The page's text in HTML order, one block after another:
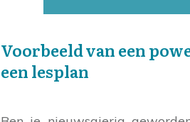
Voorbeeld van een
een lesplan